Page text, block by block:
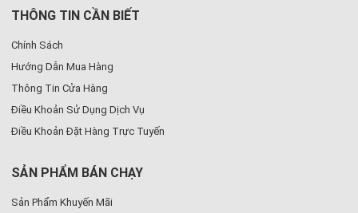
THÔNG TIN CẦN BIẾT
Chính Sách
Hướng Dẫn Mua Hàng
Thông Tin Cửa Hàng
Điều Khoản Sử Dụng Dịch Vụ
Điều Khoản Đặt Hàng Trực Tuyến
SẢN PHẨM BÁN CHẠY
Sản Phẩm Khuyến Mãi